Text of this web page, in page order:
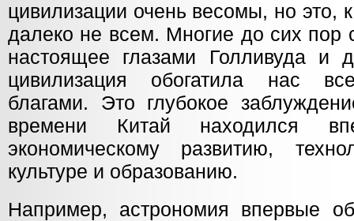
цивилизации очень весомы, но это,
далеко не всем. Многие до сих пор
настоящее глазами Голливуда и
цивилизация обогатила нас
благами. Это глубокое
времени Китай находился
экономическому развитию,
культуре и образованию.
Например, астрономия впервые